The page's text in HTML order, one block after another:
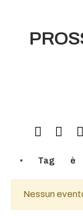
Tag è
Nessun